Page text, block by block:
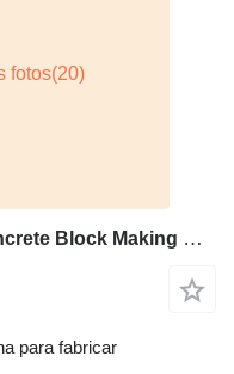
Conmach BlockKing-36MS Concrete Block Making Machine -12.000 units/shift
para fabricar